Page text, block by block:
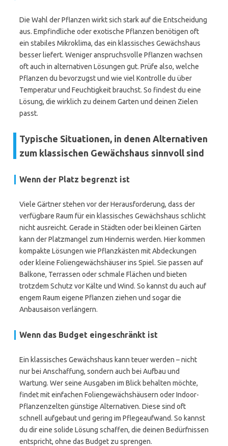
Die Wahl der Pflanzen wirkt sich stark auf die Entscheidung
aus. Empfindliche oder exotische Pflanzen benötigen oft
ein stabiles Mikroklima, das ein klassisches Gewächshaus
besser liefert. Weniger anspruchsvolle Pflanzen wachsen
oft auch in alternativen Lösungen gut. Prüfe also, welche
Pflanzen du bevorzugst und wie viel Kontrolle du über
Temperatur und Feuchtigkeit brauchst. So findest du eine
Lösung, die wirklich zu deinem Garten und deinen Zielen
passt.
Typische Situationen, in denen Alternativen
zum klassischen Gewächshaus sinnvoll sind
Wenn der Platz begrenzt ist
Viele Gärtner stehen vor der Herausforderung, dass der
verfügbare Raum für ein klassisches Gewächshaus schlicht
nicht ausreicht. Gerade in Städten oder bei kleinen Gärten
kann der Platzmangel zum Hindernis werden. Hier kommen
kompakte Lösungen wie Pflanzkästen mit Abdeckungen
oder kleine Foliengewächshäuser ins Spiel. Sie passen auf
Balkone, Terrassen oder schmale Flächen und bieten
trotzdem Schutz vor Kälte und Wind. So kannst du auch auf
engem Raum eigene Pflanzen ziehen und sogar die
Anbausaison verlängern.
Wenn das Budget eingeschränkt ist
Ein klassisches Gewächshaus kann teuer werden – nicht
nur bei Anschaffung, sondern auch bei Aufbau und
Wartung. Wer seine Ausgaben im Blick behalten möchte,
findet mit einfachen Foliengewächshäusern oder Indoor-
Pflanzenzelten günstige Alternativen. Diese sind oft
schnell aufgebaut und gering im Pflegeaufwand. So kannst
du dir eine solide Lösung schaffen, die deinen Bedürfnissen
entspricht, ohne das Budget zu sprengen.